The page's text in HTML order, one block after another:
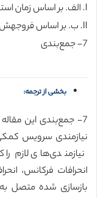
I. الف. بر اساس زمان استقرار
II. ب. بر اساس فروجهش اوج
7- جمع‌بندی
بخشی از ترجمه:
7- جمع‌بندی این
نیازمندی‌های لازم
انحرافات فرکانس،
بازسازی شده متصل